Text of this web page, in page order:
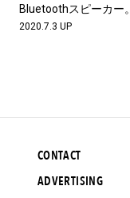
Bluetoothスピーカー。
2020.7.3 UP
CONTACT
ADVERTISING